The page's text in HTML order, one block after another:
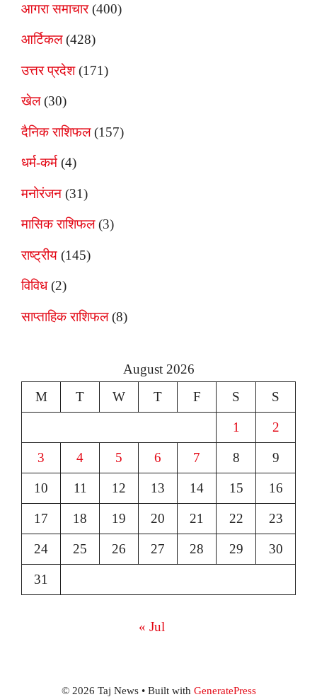
आगरा समाचार(400)
आर्टिकल(428)
उत्तर प्रदेश(171)
खेल(30)
दैनिक राशिफल(157)
धर्म-कर्म (4)
मनोरंजन (31)
मासिक राशिफल(3)
राष्ट्रीय (145)
विविध(2)
साप्ताहिक राशिफल(8)
August 2026
M
T W T F S S
1 2
3 4 5 6 7 8 9
10 11 12 13 14 15 16
17 18 19 20 21 22 23
24 25 26 27 28 29 30
31
« Jul
© 2026 Taj News• Built with GeneratePress